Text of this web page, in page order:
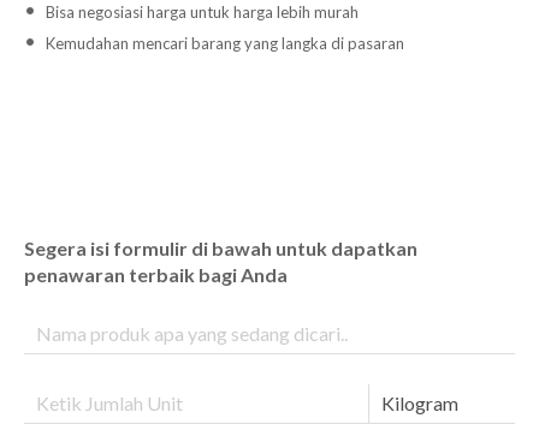
Bisa negosiasi harga untuk harga lebih murah
Kemudahan mencari barang yang langka di pasaran
Segera isi formulir di bawah untuk dapatkan
penawaran terbaik bagi Anda